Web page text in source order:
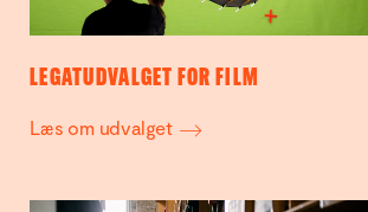
LEGATUDVALGET FOR FILM
Læs om udvalget